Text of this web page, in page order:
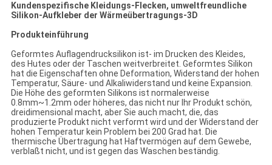
Kundenspezifische Kleidungs-Flecken, umweltfreundliche
Silikon-Aufkleber der Wärmeübertragungs-3D
Produkteinführung
Geformtes Auflagendrucksilikon ist- im Drucken des Kleides,
des Hutes oder der Taschen weitverbreitet. Geformtes Silikon
hat die Eigenschaften ohne Deformation, Widerstand der hohen
Temperatur, Säure- und Alkaliwiderstand und keine Expansion.
Die Höhe des geformten Silikons ist normalerweise
0.8mm~1.2mm oder höheres, das nicht nur Ihr Produkt schön,
dreidimensional macht, aber Sie auch macht, die, das
produzierte Produkt nicht verformt wird und der Widerstand der
hohen Temperatur kein Problem bei 200 Grad hat. Die
thermische Übertragung hat Haftvermögen auf dem Gewebe,
verblaßt nicht, und ist gegen das Waschen beständig.